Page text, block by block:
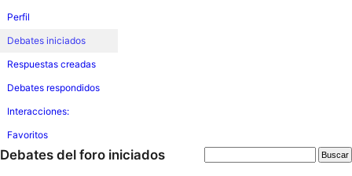
Perfil
Debates iniciados
Respuestas creadas
Debates respondidos
Interacciones:
Favoritos
Debates del foro iniciados